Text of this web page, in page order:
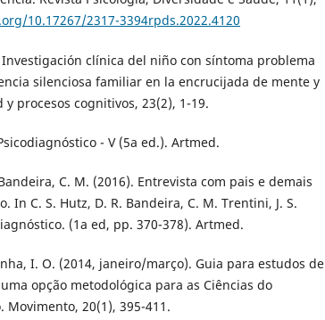
10.17267/2317-3394rpds.2022.4120
Investigación clínica del niño con síntoma problema
silenciosa familiar en la encrucijada de mente y
procesos cognitivos, 23(2), 1-19.
- V (5a ed.). Artmed.
C. M. (2016). Entrevista com pais e demais
In C. S. Hutz, D. R. Bandeira, C. M. Trentini, J. S.
(1a ed, pp. 370-378). Artmed.
I. O. (2014, janeiro/março). Guia para estudos de
opção metodológica para as Ciências do
Movimento, 20(1), 395-411.